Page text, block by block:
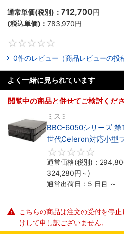
通常単価(税別)： 712,700円
(税込単価)： 783,970円
0件のレビュー（商品レビューの投
よく一緒に見られています
閲覧中の商品と併せてご検討くだ
ミスミ
BBC-6050シリーズ 第
世代Celeron対応小型
3PCIe
通常価格(税別)：
324,280円 ～)
通常出荷日：5 日目 ～
こちらの商品は注文の受付を停
けして申し訳ございません。